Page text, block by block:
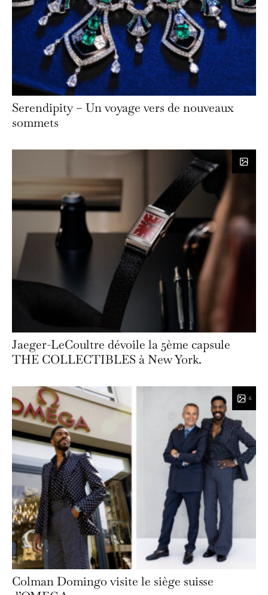
Serendipity – Un voyage vers de nouveaux
sommets
Jaeger-LeCoultre dévoile la 5ème capsule
THE COLLECTIBLES à New York.
6
Colman Domingo visite le siège suisse